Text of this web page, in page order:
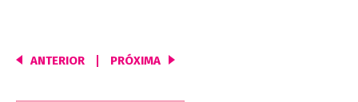
Navegación
ANTERIOR PRÓXIMA